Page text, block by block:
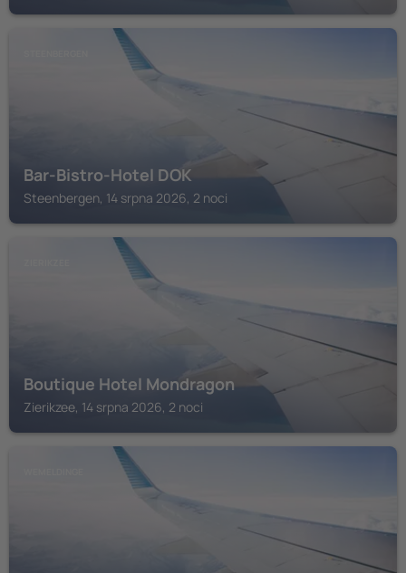
Bar-Bistro-Hotel DOK
Steenbergen, 14 srpna 2026, 2 noci
Boutique Hotel Mondragon
Zierikzee, 14 srpna 2026, 2 noci